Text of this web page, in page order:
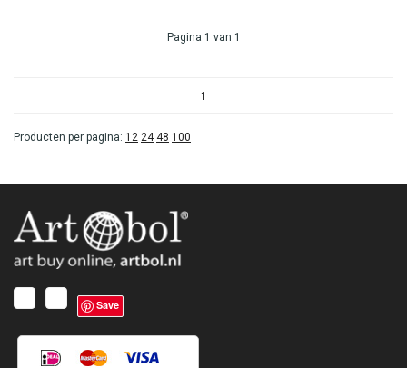
Pagina 1 van 1
1
Producten per pagina: 12 24 48 100
Save